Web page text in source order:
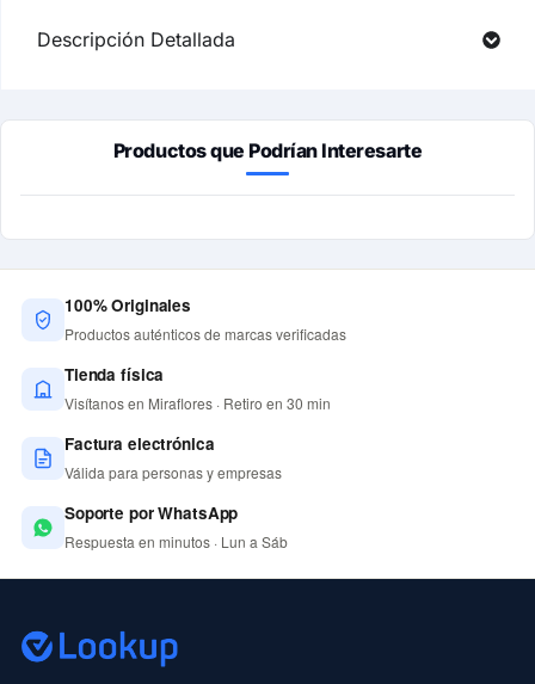
Descripción Detallada
Productos que Podrían Interesarte
100% Originales
Productos auténticos de marcas verificadas
Tienda física
Visítanos en Miraflores · Retiro en 30 min
Factura electrónica
Válida para personas y empresas
Soporte por WhatsApp
Respuesta en minutos · Lun a Sáb